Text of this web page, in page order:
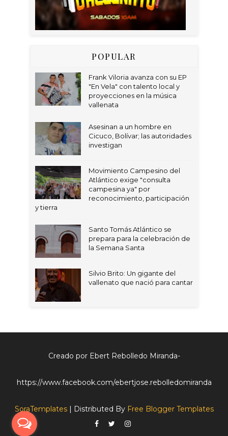
POPULAR
Frank Viloria avanza con su EP
"En Vela" con talento local y
proyecciones en la música
vallenata
Asesinan a un hombre en
Cicuco, Bolívar; las autoridades
investigan
Movimiento Campesino del
Atlántico exige "consulta
campesina ya" por
reconocimiento, participación
y tierra
Santo Tomás Atlántico se
prepara para la celebración de
la Semana Santa
Silvio Brito: Un gigante del
vallenato que nació para cantar
Creado por Ebert Rebolledo Miranda-
https://www.facebook.com/ebertjose.rebolledomiranda
SoraTemplates| Distributed By Free Blogger Templates